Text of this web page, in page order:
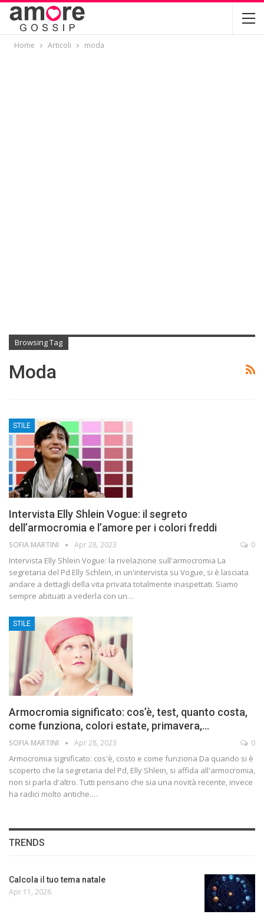
Home Articoli moda
Browsing Tag
Moda
STILE
Intervista Elly Shlein Vogue: il segreto
dell’armocromia e l’amore per i colori freddi
SOFIA MARTINI Apr 28, 2023 0
Intervista Elly Shlein Vogue: la rivelazione sull'armocromia La
segretaria del Pd Elly Schlein, in un'intervista su Vogue, si è lasciata
andare a dettagli della vita privata totalmente inaspettati. Siamo
sempre abituati a vederla con un…
STILE
Armocromia significato: cos’è, test, quanto costa,
come funziona, colori estate, primavera,…
SOFIA MARTINI Apr 28, 2023 0
Armocromia significato: cos'è, costo e come funziona Da quando si è
scoperto che la segretaria del Pd, Elly Shlein, si affida all'armocromia,
non si parla d'altro. Tutti pensano che sia una novità recente, invece
ha radici molto antiche.…
TRENDS
Calcola il tuo tema natale
Apr 11, 2026